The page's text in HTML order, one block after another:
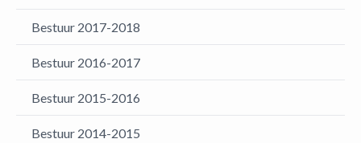
Bestuur 2017-2018
Bestuur 2016-2017
Bestuur 2015-2016
Bestuur 2014-2015